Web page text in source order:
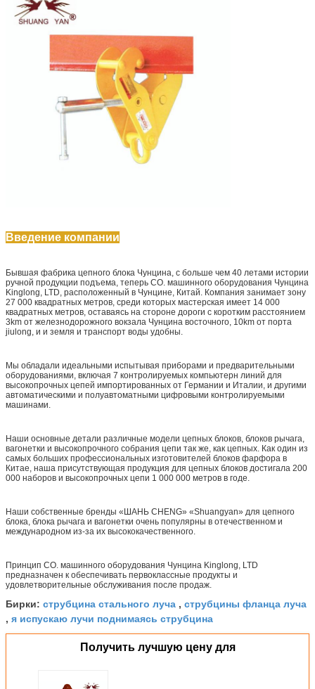
Введение компании
Бывшая фабрика цепного блока Чунцина, с больше чем 40 летами истории
ручной продукции подъема, теперь CO. машинного оборудования Чунцина
Kinglong, LTD, расположенный в Чунцине, Китай. Компания занимает зону
27 000 квадратных метров, среди которых мастерская имеет 14 000
квадратных метров, оставаясь на стороне дороги с коротким расстоянием
3km от железнодорожного вокзала Чунцина восточного, 10km от порта
jiulong, и и земля и транспорт воды удобны.
Мы обладали идеальными испытывая приборами и предварительными
оборудованиями, включая 7 контролируемых компьютерн линий для
высокопрочных цепей импортированных от Германии и Италии, и другими
автоматическими и полуавтоматными цифровыми контролируемыми
машинами.
Наши основные детали различные модели цепных блоков, блоков рычага,
вагонетки и высокопрочного собрания цепи так же, как цепных. Как один из
самых больших профессиональных изготовителей блоков фарфора в
Китае, наша присутствующая продукция для цепных блоков достигала 200
000 наборов и высокопрочных цепи 1 000 000 метров в годе.
Наши собственные бренды «ШАНЬ CHENG» «Shuangyan» для цепного
блока, блока рычага и вагонетки очень популярны в отечественном и
международном из-за их высококачественного.
Принцип CO. машинного оборудования Чунцина Kinglong, LTD
предназначен к обеспечивать первоклассные продукты и
удовлетворительные обслуживания после продаж.
Бирки: струбцина стального луча , струбцины фланца луча
, я испускаю лучи поднимаясь струбцина
Получить лучшую цену для